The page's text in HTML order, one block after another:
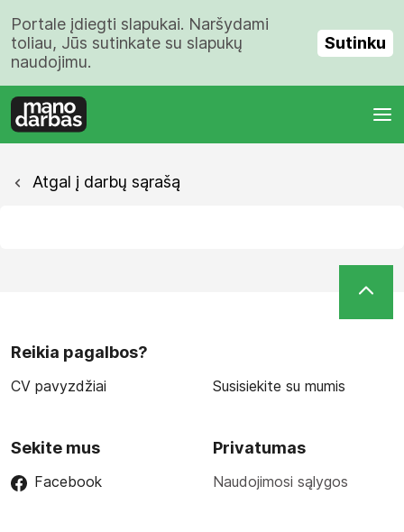
Portale įdiegti slapukai. Naršydami
toliau, Jūs sutinkate su slapukų
naudojimu.
Sutinku
Atgal į darbų sąrašą
Reikia pagalbos?
CV pavyzdžiai Susisiekite su mumis
Sekite mus
Facebook
Privatumas
Naudojimosi sąlygos